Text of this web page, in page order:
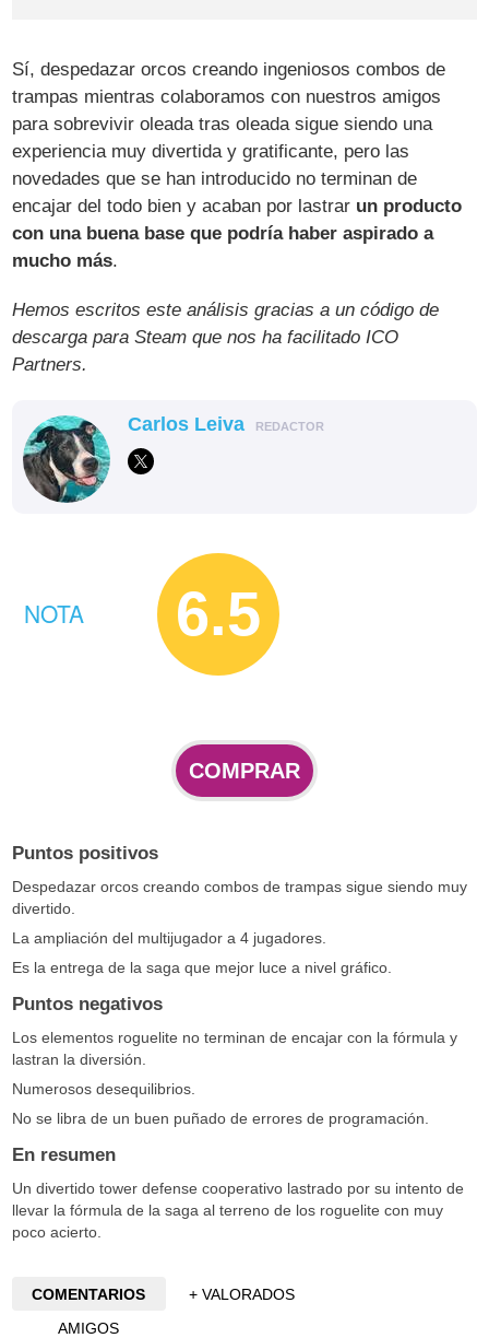
Sí, despedazar orcos creando ingeniosos combos de
trampas mientras colaboramos con nuestros amigos
para sobrevivir oleada tras oleada sigue siendo una
experiencia muy divertida y gratificante, pero las
novedades que se han introducido no terminan de
encajar del todo bien y acaban por lastrar un producto
con una buena base que podría haber aspirado a
mucho más.
Hemos escritos este análisis gracias a un código de
descarga para Steam que nos ha facilitado ICO
Partners.
Carlos Leiva REDACTOR
NOTA 6.5
COMPRAR
Puntos positivos
Despedazar orcos creando combos de trampas sigue siendo muy
divertido.
La ampliación del multijugador a 4 jugadores.
Es la entrega de la saga que mejor luce a nivel gráfico.
Puntos negativos
Los elementos roguelite no terminan de encajar con la fórmula y
lastran la diversión.
Numerosos desequilibrios.
No se libra de un buen puñado de errores de programación.
En resumen
Un divertido tower defense cooperativo lastrado por su intento de
llevar la fórmula de la saga al terreno de los roguelite con muy
poco acierto.
COMENTARIOS
+ VALORADOS
AMIGOS